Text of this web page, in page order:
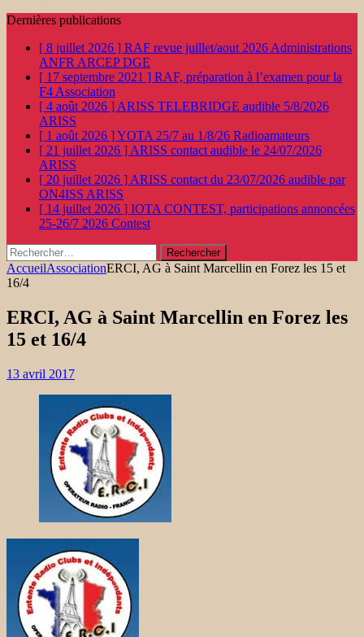
Dernières publications
[ 8 juillet 2026 ] RAF revue juillet/aout 2026 Administrations
ANFR ARCEP DGE
[ 17 septembre 2021 ] RAF, préparation à l’examen pour la
F4 Association
[ 4 août 2026 ] ARISS TELEBRIDGE audible 5/8/2026
ARISS
[ 1 août 2026 ]YOTA 25/7 au 1/8/26 Radioamateurs
[ 21 juillet 2026 ] ARISS contact audible le 24/07/2026
ARISS
[ 20 juillet 2026 ] ARISS contact du 23/07/2026 audible par
ON4ISS ARISS
[ 14 juillet 2026 ] IOTA CONTEST, participations annoncées
25-26/7 2026 Contest
Rechercher :
AccueilAssociationERCI, AG à Saint Marcellin en Forez les 15 et
16/4
ERCI, AG à Saint Marcellin en Forez les
15 et 16/4
13 avril 2017